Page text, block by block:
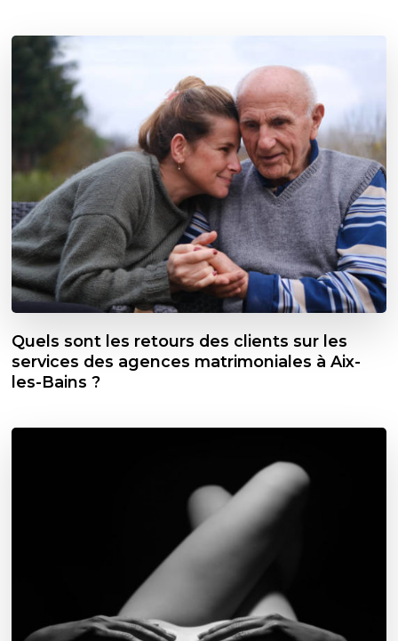
Quels sont les retours des clients sur les
services des agences matrimoniales à Aix-
les-Bains ?